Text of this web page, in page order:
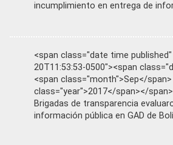
incumplimiento en entrega de
<span class="date time
20T11:53:53-0500"><span
<span class="month">Sep</
class="year">2017</span></span>
Brigadas de transparencia
información pública en GAD de